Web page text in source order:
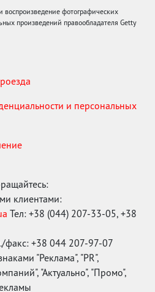
фотографических
произведений правообладателя Getty
и персональных
клиентами:
Тел: +38 (044) 207-33-05, +38
факс: +38 044 207-97-07
"Реклама", "PR",
"Актуально", "Промо",